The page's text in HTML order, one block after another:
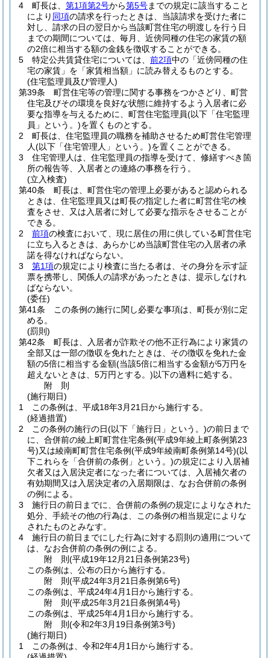
4
町長は、 第1項第2号から第5号までの規定に該当すること
により 同項の請求を行ったときは、当該請求を受けた者に
対し、請求の日の翌日から当該町営住宅の明渡しを行う日
までの期間については、毎月、近傍同種の住宅の家賃の額
の2倍に相当する額の金銭を徴収することができる。
5
特定公共賃貸住宅については、 前2項中の「近傍同種の住
宅の家賃」を「家賃相当額」に読み替えるものとする。
(住宅監理員及び管理人)
第39条
町営住宅等の管理に関する事務をつかさどり、町営
住宅及びその環境を良好な状態に維持するよう入居者に必
要な指導を与えるために、町営住宅監理員(以下「住宅監理
員」という。)を置くものとする。
2
町長は、住宅監理員の職務を補助させるため町営住宅管理
人(以下「住宅管理人」という。)を置くことができる。
3
住宅管理人は、住宅監理員の指導を受けて、修繕すべき箇
所の報告等、入居者との連絡の事務を行う。
(立入検査)
第40条
町長は、町営住宅の管理上必要があると認められる
ときは、住宅監理員又は町長の指定した者に町営住宅の検
査をさせ、又は入居者に対して必要な指示をさせることが
できる。
2
前項の検査において、現に居住の用に供している町営住宅
に立ち入るときは、あらかじめ当該町営住宅の入居者の承
諾を得なければならない。
3
第1項の規定により検査に当たる者は、その身分を示す証
票を携帯し、関係人の請求があったときは、提示しなけれ
ばならない。
(委任)
第41条
この条例の施行に関し必要な事項は、町長が別に定
める。
(罰則)
第42条
町長は、入居者が詐欺その他不正行為により家賃の
全部又は一部の徴収を免れたときは、その徴収を免れた金
額の5倍に相当する金額(当該5倍に相当する金額が5万円を
超えないときは、5万円とする。)以下の過料に処する。
附 則
(施行期日)
1
この条例は、平成18年3月21日から施行する。
(経過措置)
2
この条例の施行の日(以下「施行日」という。)の前日まで
に、合併前の綾上町町営住宅条例(平成9年綾上町条例第23
号)又は綾南町町営住宅条例(平成9年綾南町条例第14号)(以
下これらを「合併前の条例」という。)の規定により入居補
欠者又は入居決定者になった者については、入居補欠者の
有効期間又は入居決定者の入居期限は、なお合併前の条例
の例による。
3
施行日の前日までに、合併前の条例の規定によりなされた
処分、手続その他の行為は、この条例の相当規定によりな
されたものとみなす。
4
施行日の前日までにした行為に対する罰則の適用について
は、なお合併前の条例の例による。
附 則(平成19年12月21日条例第23号)
この条例は、公布の日から施行する。
附 則(平成24年3月21日条例第6号)
この条例は、平成24年4月1日から施行する。
附 則(平成25年3月21日条例第4号)
この条例は、平成25年4月1日から施行する。
附 則(令和2年3月19日条例第3号)
(施行期日)
1
この条例は、令和2年4月1日から施行する。